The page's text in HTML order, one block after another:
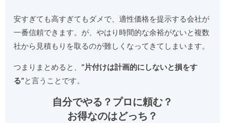
安すぎても高すぎてもダメで、適性価格を提示する会社が
一番信頼できます。が、やはり時間的な余裕がないと複数
社から見積もりを取るのが難しくなってきてしまいます。
つまりまとめると、”片付けは計画的にしないと損をす
る”と言うことです。
自分でやる？プロに頼む？
お得なのはどっち？